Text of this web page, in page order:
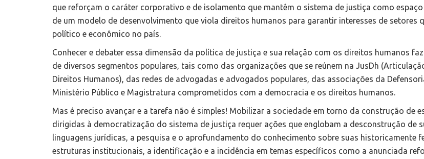
que reforçam o caráter corporativo e de isolamento que mantêm o sistema de justiça como
de um modelo de desenvolvimento que viola direitos humanos para garantir interesses de setores
político e econômico no país.
Conhecer e debater essa dimensão da política de justiça e sua relação com os direitos humanos
de diversos segmentos populares, tais como das organizações que se reúnem na JusDh
Direitos Humanos), das redes de advogadas e advogados populares, das associações da
Ministério Público e Magistratura comprometidos com a democracia e os direitos humanos.
Mas é preciso avançar e a tarefa não é simples! Mobilizar a sociedade em torno da construção de
dirigidas à democratização do sistema de justiça requer ações que englobam a desconstrução de
linguagens jurídicas, a pesquisa e o aprofundamento do conhecimento sobre suas historicamente
estruturas institucionais, a identificação e a incidência em temas específicos como a anunciada